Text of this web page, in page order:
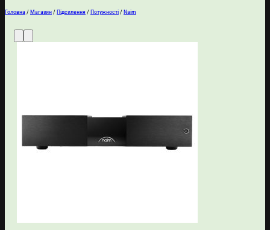
Головна /Магазин /Підсилення /Потужності /Naim